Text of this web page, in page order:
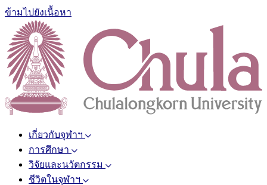
ข้ามไปยังเนื้อหา
เกี่ยวกับจุฬาฯ
การศึกษา
วิจัยและนวัตกรรม
ชีวิตในจุฬาฯ